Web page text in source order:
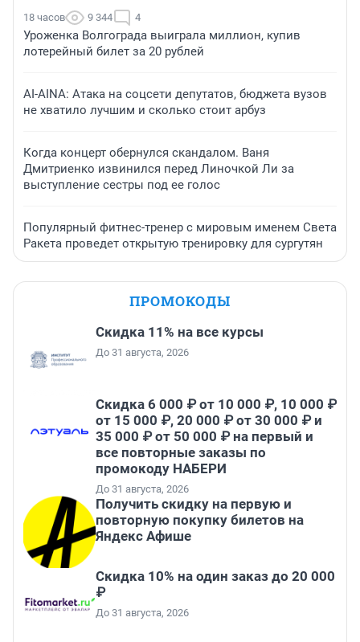
18 часов 9 344 4
Уроженка Волгограда выиграла миллион, купив
лотерейный билет за 20 рублей
AI-AINA: Атака на соцсети депутатов, бюджета вузов
не хватило лучшим и сколько стоит арбуз
Когда концерт обернулся скандалом. Ваня
Дмитриенко извинился перед Линочкой Ли за
выступление сестры под ее голос
Популярный фитнес-тренер с мировым именем Света
Ракета проведет открытую тренировку для сургутян
ПРОМОКОДЫ
Скидка 11% на все курсы
До 31 августа, 2026
Скидка 6 000 ₽ от 10 000 ₽, 10 000 ₽
от 15 000 ₽, 20 000 ₽ от 30 000 ₽ и
35 000 ₽ от 50 000 ₽ на первый и
все повторные заказы по
промокоду НАБЕРИ
До 31 августа, 2026
Получить скидку на первую и
повторную покупку билетов на
Яндекс Афише
Скидка 10% на один заказ до 20 000
₽
До 31 августа, 2026